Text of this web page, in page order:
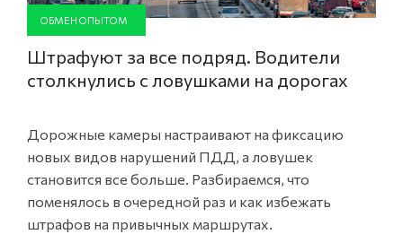
ОБМЕН ОПЫТОМ
Штрафуют за все подряд. Водители
столкнулись с ловушками на дорогах
Дорожные камеры настраивают на фиксацию
новых видов нарушений ПДД, а ловушек
становится все больше. Разбираемся, что
поменялось в очередной раз и как избежать
штрафов на привычных маршрутах.